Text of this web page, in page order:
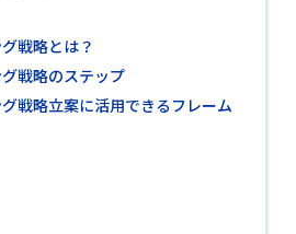
戦略とは？
戦略のステップ
戦略立案に活用できるフレーム